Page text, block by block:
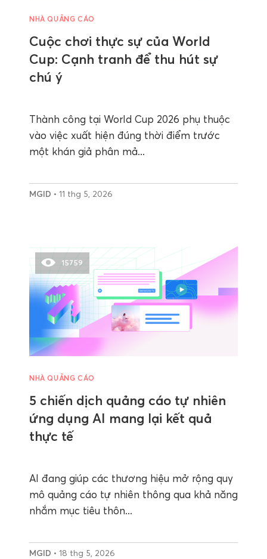
NHÀ QUẢNG CÁO
Cuộc chơi thực sự của World
Cup: Cạnh tranh để thu hút sự
chú ý
Thành công tại World Cup 2026 phụ thuộc
vào việc xuất hiện đúng thời điểm trước
một khán giả phân mả...
MGID • 11 thg 5, 2026
15759
NHÀ QUẢNG CÁO
5 chiến dịch quảng cáo tự nhiên
ứng dụng AI mang lại kết quả
thực tế
AI đang giúp các thương hiệu mở rộng quy
mô quảng cáo tự nhiên thông qua khả năng
nhắm mục tiêu thôn...
MGID • 18 thg 5, 2026